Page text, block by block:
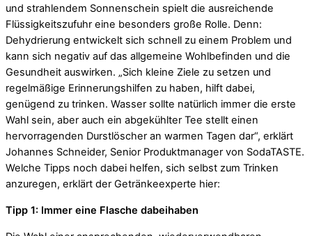
und strahlendem Sonnenschein spielt die ausreichende
Flüssigkeitszufuhr eine besonders große Rolle. Denn:
Dehydrierung entwickelt sich schnell zu einem Problem und
kann sich negativ auf das allgemeine Wohlbefinden und die
Gesundheit auswirken. „Sich kleine Ziele zu setzen und
regelmäßige Erinnerungshilfen zu haben, hilft dabei,
genügend zu trinken. Wasser sollte natürlich immer die erste
Wahl sein, aber auch ein abgekühlter Tee stellt einen
hervorragenden Durstlöscher an warmen Tagen dar“, erklärt
Johannes Schneider, Senior Produktmanager von SodaTASTE.
Welche Tipps noch dabei helfen, sich selbst zum Trinken
anzuregen, erklärt der Getränkeexperte hier:
Tipp 1: Immer eine Flasche dabeihaben